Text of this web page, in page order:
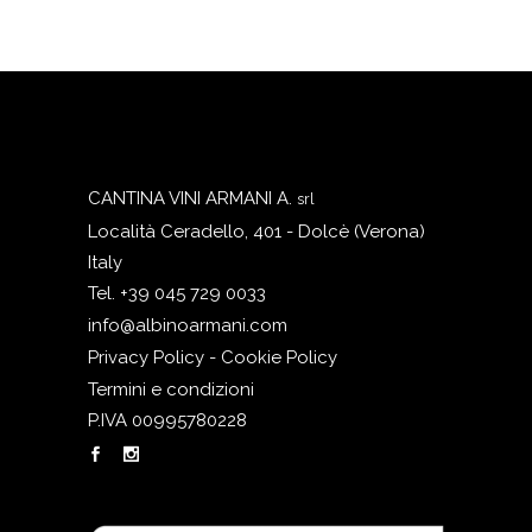
CANTINA VINI ARMANI A. srl
Località Ceradello, 401 - Dolcè (Verona)
Italy
Tel. +39 045 729 0033
info@albinoarmani.com
Privacy Policy - Cookie Policy
Termini e condizioni
P.IVA 00995780228